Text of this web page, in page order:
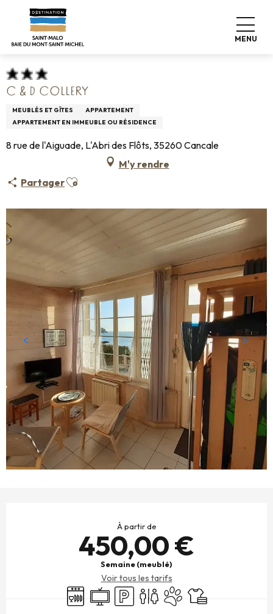
contenu
MENU
Accueil Pro & Presse
Hébergements Infos +
Meublés de tourisme
C & D COLLERY
MEUBLÉS ET GÎTES
APPARTEMENT
APPARTEMENT EN IMMEUBLE OU RÉSIDENCE
8 rue de l'Aiguade, L'Abri des Flôts, 35260 Cancale
M'y rendre
PartagerAjouter aux favoris
À partir de
450,00 €
Semaine (meublé)
Voir tous les tarifs
Lave vaisselle
TélévisionParkingToilettesAnimaux acceptés
Draps et linge